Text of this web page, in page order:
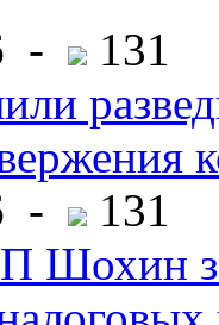
-
131
-
131
Шохин